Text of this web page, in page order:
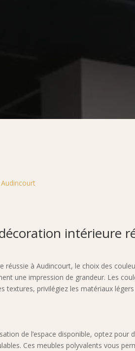
intérieure
réussie à Audincourt, le choix des
une impression de grandeur. Les
textures, privilégiez les matériaux
de l’espace disponible, optez
Ces meubles polyvalents vous